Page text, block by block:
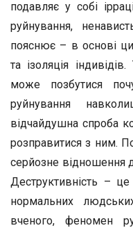
подавляє у собі
руйнування,
пояснює – в основі
та ізоляція
може позбутися
руйнування
відчайдушна спроба
розправитися з ним.
серйозне відношення
Деструктивність –
нормальних
вченого, феномен